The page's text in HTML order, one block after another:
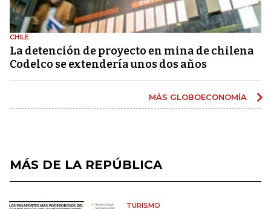
CHILE
La detención de proyecto en mina de chilena
Codelco se extendería unos dos años
MÁS GLOBOECONOMÍA
MÁS DE LA REPÚBLICA
TURISMO